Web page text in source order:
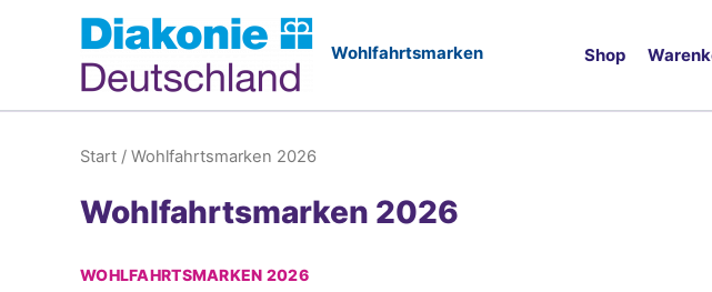
Shop
Start / Wohlfahrtsmarken 2026
Wohlfahrtsmarken 2026
WOHLFAHRTSMARKEN 2026